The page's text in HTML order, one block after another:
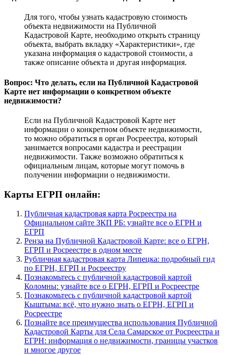
Для того, чтобы узнать кадастровую стоимость
объекта недвижимости на Публичной
Кадастровой Карте, необходимо открыть страницу
объекта, выбрать вкладку «Характеристики», где
указана информация о кадастровой стоимости, а
также описание объекта и другая информация.
Вопрос: Что делать, если на Публичной Кадастровой
Карте нет информации о конкретном объекте
недвижимости?
Если на Публичной Кадастровой Карте нет
информации о конкретном объекте недвижимости,
то можно обратиться в орган Росреестра, который
занимается вопросами кадастра и реестрации
недвижимости. Также возможно обратиться к
официальным лицам, которые могут помочь в
получении информации о недвижимости.
Карты ЕГРП онлайн:
Публичная кадастровая карта Росреестра на
Официальном сайте ЗКП РБ: узнайте все о ЕГРН и
ЕГРП
Pенза на Публичной Кадастровой Карте: все о ЕГРН,
ЕГРП и Росреестре в одном месте
Pубличная кадастровая карта Липецка: подробный гид
по ЕГРН, ЕГРП и Росреестру
Познакомьтесь с публичной кадастровой картой
Коломны: узнайте все о ЕГРН, ЕГРП и Росреестре
Познакомьтесь с публичной кадастровой картой
Кыштыма: всё, что нужно знать о ЕГРН, ЕГРП и
Росреестре
Познайте все преимущества использования Публичной
Кадастровой Карты для Села Самарское от Росреестра и
ЕГРН: информация о недвижимости, границы участков
и многое другое